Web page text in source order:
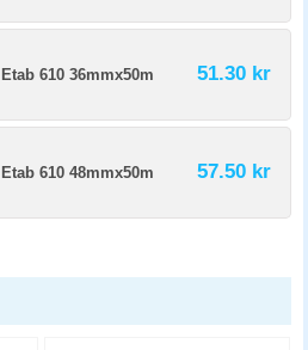
610 36mmx50m 51.30 kr
610 48mmx50m 57.50 kr